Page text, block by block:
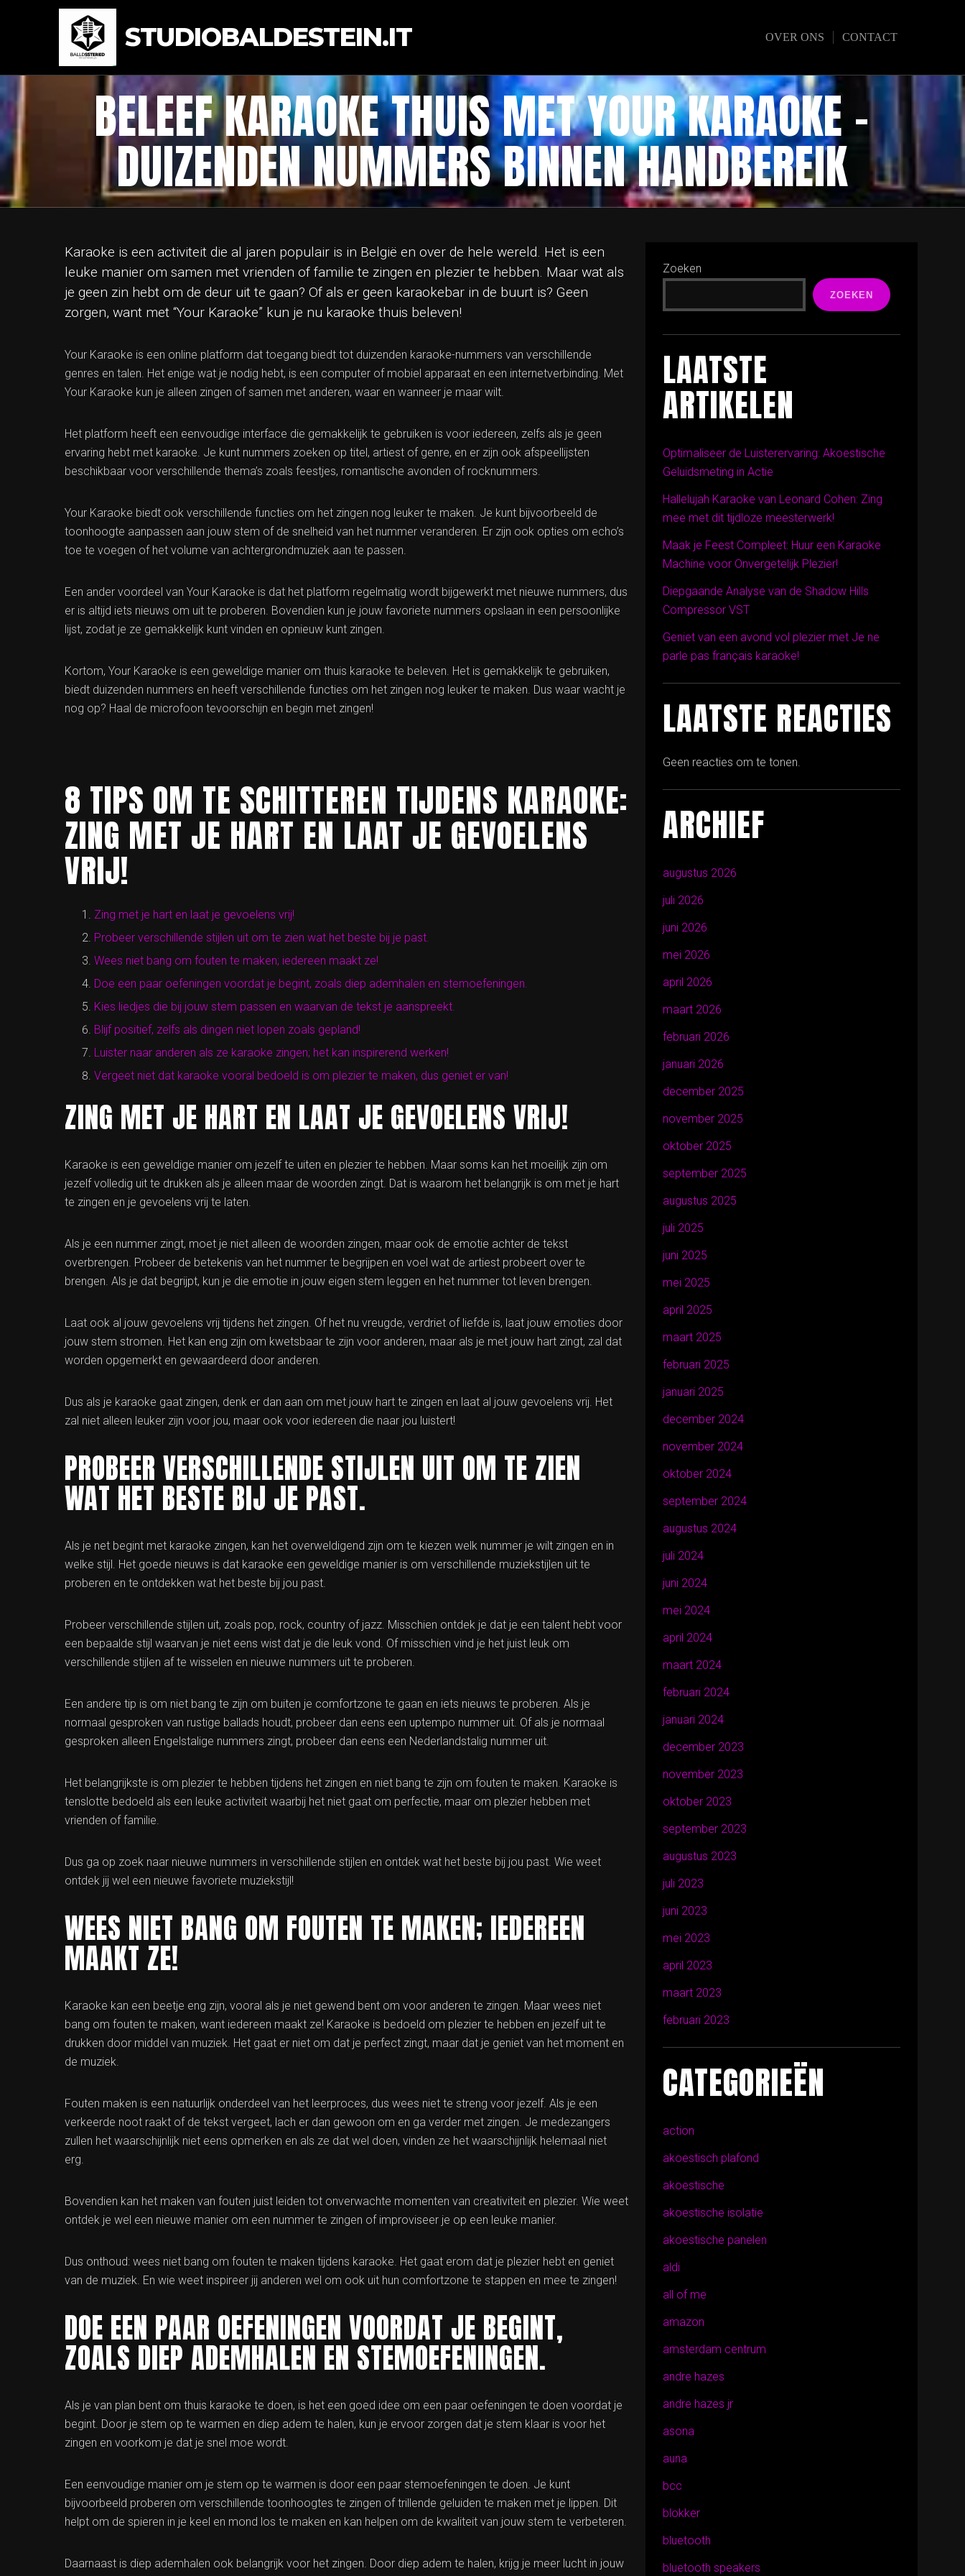
STUDIOBALDESTEIN.IT OVER ONS CONTACT
BELEEF KARAOKE THUIS MET YOUR KARAOKE –
DUIZENDEN NUMMERS BINNEN HANDBEREIK
Karaoke is een activiteit die al jaren populair is in België en over de hele wereld. Het is een
leuke manier om samen met vrienden of familie te zingen en plezier te hebben. Maar wat als
je geen zin hebt om de deur uit te gaan? Of als er geen karaokebar in de buurt is? Geen
zorgen, want met “Your Karaoke” kun je nu karaoke thuis beleven!
Your Karaoke is een online platform dat toegang biedt tot duizenden karaoke-nummers van verschillende
genres en talen. Het enige wat je nodig hebt, is een computer of mobiel apparaat en een internetverbinding. Met
Your Karaoke kun je alleen zingen of samen met anderen, waar en wanneer je maar wilt.
Het platform heeft een eenvoudige interface die gemakkelijk te gebruiken is voor iedereen, zelfs als je geen
ervaring hebt met karaoke. Je kunt nummers zoeken op titel, artiest of genre, en er zijn ook afspeellijsten
beschikbaar voor verschillende thema’s zoals feestjes, romantische avonden of rocknummers.
Your Karaoke biedt ook verschillende functies om het zingen nog leuker te maken. Je kunt bijvoorbeeld de
toonhoogte aanpassen aan jouw stem of de snelheid van het nummer veranderen. Er zijn ook opties om echo’s
toe te voegen of het volume van achtergrondmuziek aan te passen.
Een ander voordeel van Your Karaoke is dat het platform regelmatig wordt bijgewerkt met nieuwe nummers, dus
er is altijd iets nieuws om uit te proberen. Bovendien kun je jouw favoriete nummers opslaan in een persoonlijke
lijst, zodat je ze gemakkelijk kunt vinden en opnieuw kunt zingen.
Kortom, Your Karaoke is een geweldige manier om thuis karaoke te beleven. Het is gemakkelijk te gebruiken,
biedt duizenden nummers en heeft verschillende functies om het zingen nog leuker te maken. Dus waar wacht je
nog op? Haal de microfoon tevoorschijn en begin met zingen!
8 TIPS OM TE SCHITTEREN TIJDENS KARAOKE:
ZING MET JE HART EN LAAT JE GEVOELENS
VRIJ!
Zing met je hart en laat je gevoelens vrij!
Probeer verschillende stijlen uit om te zien wat het beste bij je past.
Wees niet bang om fouten te maken; iedereen maakt ze!
Doe een paar oefeningen voordat je begint, zoals diep ademhalen en stemoefeningen.
Kies liedjes die bij jouw stem passen en waarvan de tekst je aanspreekt.
Blijf positief, zelfs als dingen niet lopen zoals gepland!
Luister naar anderen als ze karaoke zingen; het kan inspirerend werken!
Vergeet niet dat karaoke vooral bedoeld is om plezier te maken, dus geniet er van!
ZING MET JE HART EN LAAT JE GEVOELENS VRIJ!
Karaoke is een geweldige manier om jezelf te uiten en plezier te hebben. Maar soms kan het moeilijk zijn om
jezelf volledig uit te drukken als je alleen maar de woorden zingt. Dat is waarom het belangrijk is om met je hart
te zingen en je gevoelens vrij te laten.
Als je een nummer zingt, moet je niet alleen de woorden zingen, maar ook de emotie achter de tekst
overbrengen. Probeer de betekenis van het nummer te begrijpen en voel wat de artiest probeert over te
brengen. Als je dat begrijpt, kun je die emotie in jouw eigen stem leggen en het nummer tot leven brengen.
Laat ook al jouw gevoelens vrij tijdens het zingen. Of het nu vreugde, verdriet of liefde is, laat jouw emoties door
jouw stem stromen. Het kan eng zijn om kwetsbaar te zijn voor anderen, maar als je met jouw hart zingt, zal dat
worden opgemerkt en gewaardeerd door anderen.
Dus als je karaoke gaat zingen, denk er dan aan om met jouw hart te zingen en laat al jouw gevoelens vrij. Het
zal niet alleen leuker zijn voor jou, maar ook voor iedereen die naar jou luistert!
PROBEER VERSCHILLENDE STIJLEN UIT OM TE ZIEN
WAT HET BESTE BIJ JE PAST.
Als je net begint met karaoke zingen, kan het overweldigend zijn om te kiezen welk nummer je wilt zingen en in
welke stijl. Het goede nieuws is dat karaoke een geweldige manier is om verschillende muziekstijlen uit te
proberen en te ontdekken wat het beste bij jou past.
Probeer verschillende stijlen uit, zoals pop, rock, country of jazz. Misschien ontdek je dat je een talent hebt voor
een bepaalde stijl waarvan je niet eens wist dat je die leuk vond. Of misschien vind je het juist leuk om
verschillende stijlen af te wisselen en nieuwe nummers uit te proberen.
Een andere tip is om niet bang te zijn om buiten je comfortzone te gaan en iets nieuws te proberen. Als je
normaal gesproken van rustige ballads houdt, probeer dan eens een uptempo nummer uit. Of als je normaal
gesproken alleen Engelstalige nummers zingt, probeer dan eens een Nederlandstalig nummer uit.
Het belangrijkste is om plezier te hebben tijdens het zingen en niet bang te zijn om fouten te maken. Karaoke is
tenslotte bedoeld als een leuke activiteit waarbij het niet gaat om perfectie, maar om plezier hebben met
vrienden of familie.
Dus ga op zoek naar nieuwe nummers in verschillende stijlen en ontdek wat het beste bij jou past. Wie weet
ontdek jij wel een nieuwe favoriete muziekstijl!
WEES NIET BANG OM FOUTEN TE MAKEN; IEDEREEN
MAAKT ZE!
Karaoke kan een beetje eng zijn, vooral als je niet gewend bent om voor anderen te zingen. Maar wees niet
bang om fouten te maken, want iedereen maakt ze! Karaoke is bedoeld om plezier te hebben en jezelf uit te
drukken door middel van muziek. Het gaat er niet om dat je perfect zingt, maar dat je geniet van het moment en
de muziek.
Fouten maken is een natuurlijk onderdeel van het leerproces, dus wees niet te streng voor jezelf. Als je een
verkeerde noot raakt of de tekst vergeet, lach er dan gewoon om en ga verder met zingen. Je medezangers
zullen het waarschijnlijk niet eens opmerken en als ze dat wel doen, vinden ze het waarschijnlijk helemaal niet
erg.
Bovendien kan het maken van fouten juist leiden tot onverwachte momenten van creativiteit en plezier. Wie weet
ontdek je wel een nieuwe manier om een nummer te zingen of improviseer je op een leuke manier.
Dus onthoud: wees niet bang om fouten te maken tijdens karaoke. Het gaat erom dat je plezier hebt en geniet
van de muziek. En wie weet inspireer jij anderen wel om ook uit hun comfortzone te stappen en mee te zingen!
DOE EEN PAAR OEFENINGEN VOORDAT JE BEGINT,
ZOALS DIEP ADEMHALEN EN STEMOEFENINGEN.
Als je van plan bent om thuis karaoke te doen, is het een goed idee om een paar oefeningen te doen voordat je
begint. Door je stem op te warmen en diep adem te halen, kun je ervoor zorgen dat je stem klaar is voor het
zingen en voorkom je dat je snel moe wordt.
Een eenvoudige manier om je stem op te warmen is door een paar stemoefeningen te doen. Je kunt
bijvoorbeeld proberen om verschillende toonhoogtes te zingen of trillende geluiden te maken met je lippen. Dit
helpt om de spieren in je keel en mond los te maken en kan helpen om de kwaliteit van jouw stem te verbeteren.
Daarnaast is diep ademhalen ook belangrijk voor het zingen. Door diep adem te halen, krijg je meer lucht in jouw
Zoeken
ZOEKEN
LAATSTE
ARTIKELEN
Optimaliseer de Luisterervaring: Akoestische
Geluidsmeting in Actie
Hallelujah Karaoke van Leonard Cohen: Zing
mee met dit tijdloze meesterwerk!
Maak je Feest Compleet: Huur een Karaoke
Machine voor Onvergetelijk Plezier!
Diepgaande Analyse van de Shadow Hills
Compressor VST
Geniet van een avond vol plezier met Je ne
parle pas français karaoke!
LAATSTE REACTIES
Geen reacties om te tonen.
ARCHIEF
augustus 2026
juli 2026
juni 2026
mei 2026
april 2026
maart 2026
februari 2026
januari 2026
december 2025
november 2025
oktober 2025
september 2025
augustus 2025
juli 2025
juni 2025
mei 2025
april 2025
maart 2025
februari 2025
januari 2025
december 2024
november 2024
oktober 2024
september 2024
augustus 2024
juli 2024
juni 2024
mei 2024
april 2024
maart 2024
februari 2024
januari 2024
december 2023
november 2023
oktober 2023
september 2023
augustus 2023
juli 2023
juni 2023
mei 2023
april 2023
maart 2023
februari 2023
CATEGORIEËN
action
akoestisch plafond
akoestische
akoestische isolatie
akoestische panelen
aldi
all of me
amazon
amsterdam centrum
andre hazes
andre hazes jr
asona
auna
bcc
blokker
bluetooth
bluetooth speakers